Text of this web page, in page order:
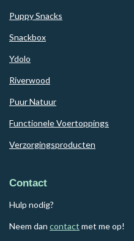
Puppy Snacks
Snackbox
Ydolo
Riverwood
Puur Natuur
Functionele Voertoppings
Verzorgingsproducten
Contact
Hulp nodig?
Neem dan contact met me op!